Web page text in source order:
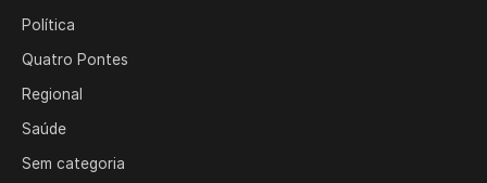
Política
Quatro Pontes
Regional
Saúde
Sem categoria